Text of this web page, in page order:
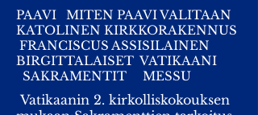
PAAVI
MITEN PAAVI VALITAAN
KATOLINEN KIRKKORAKENNUS
FRANCISCUS ASSISILAINEN
BIRGITTALAISET VATIKAANI
SAKRAMENTIT
MESSU
Vatikaanin 2. kirkolliskokouksen